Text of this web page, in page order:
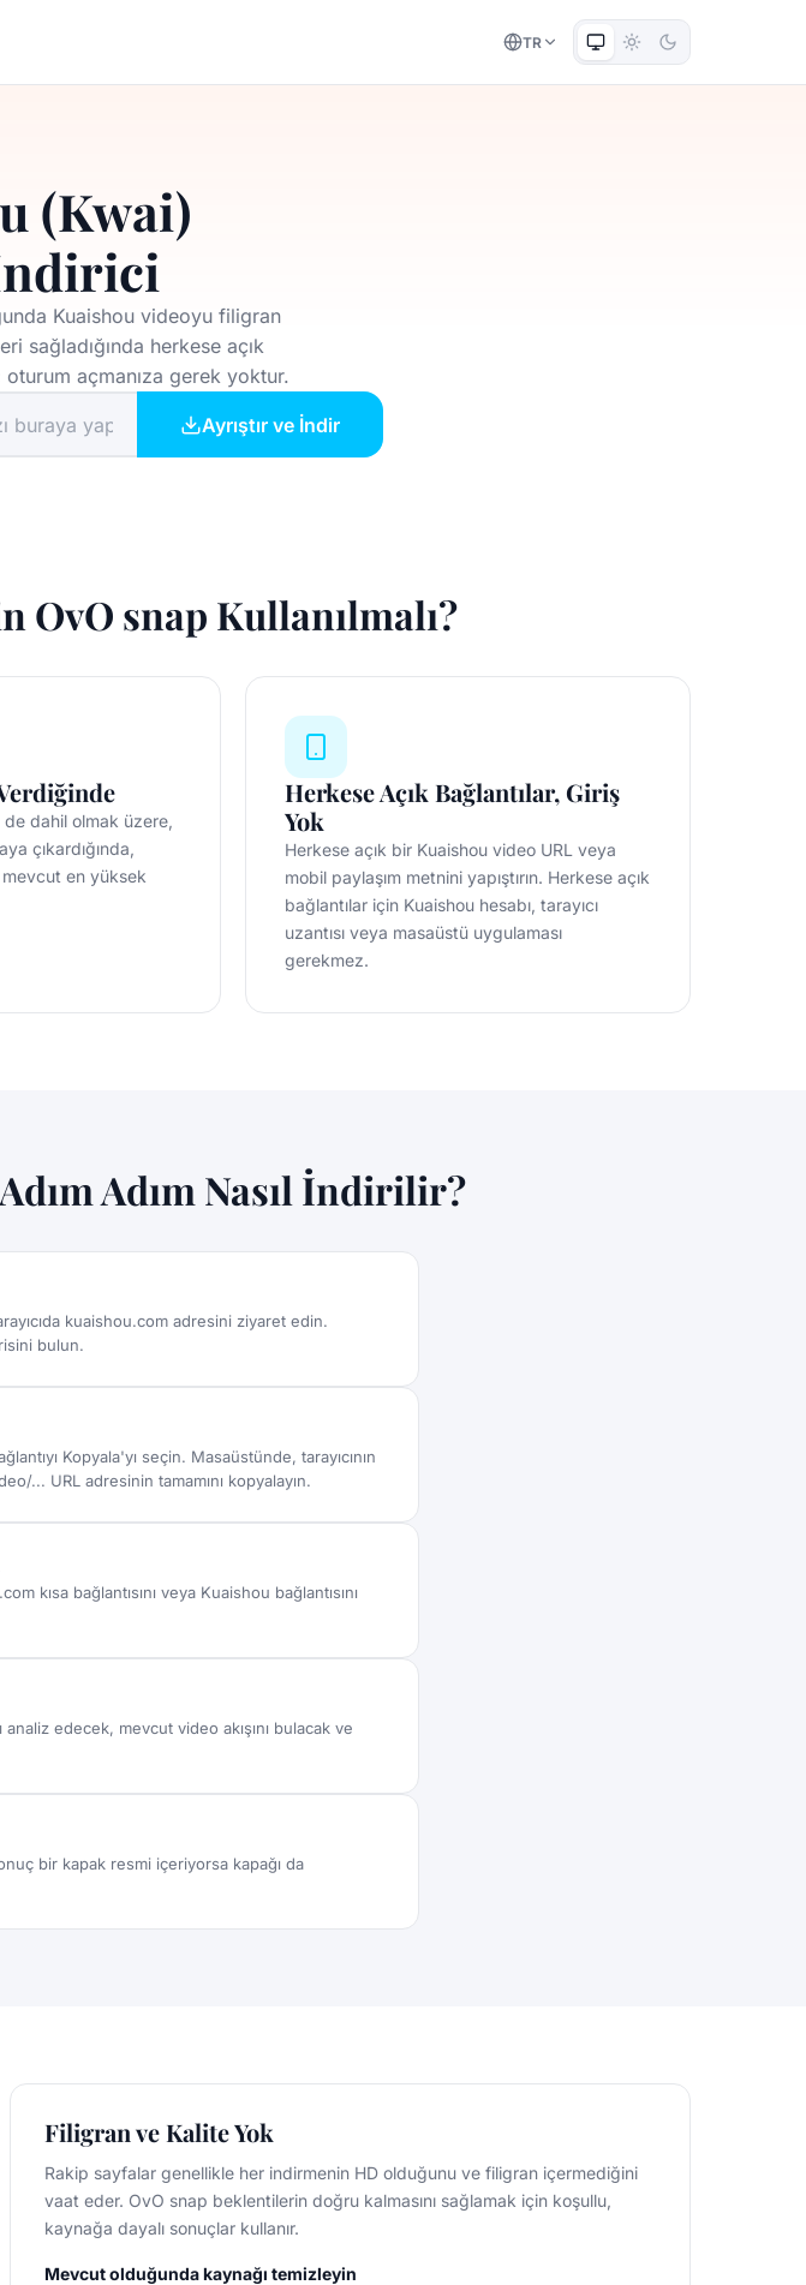
TR
(Kwai)
Kuaishou videoyu filigran
sağladığında herkese açık
açmanıza gerek yoktur.
Ayrıştır ve İndir
OvO snap Kullanılmalı?
dahil olmak üzere,
çıkardığında,
mevcut en yüksek
Herkese Açık Bağlantılar, Giriş
Yok
Herkese açık bir Kuaishou video URL veya
mobil paylaşım metnini yapıştırın. Herkese açık
bağlantılar için Kuaishou hesabı, tarayıcı
uzantısı veya masaüstü uygulaması
gerekmez.
Adım Nasıl İndirilir?
kuaishou.com adresini ziyaret edin.
bulun.
Kopyala'yı seçin. Masaüstünde, tarayıcının
... URL adresinin tamamını kopyalayın.
kısa bağlantısını veya Kuaishou bağlantısını
analiz edecek, mevcut video akışını bulacak ve
bir kapak resmi içeriyorsa kapağı da
Filigran ve Kalite Yok
Rakip sayfalar genellikle her indirmenin HD olduğunu ve filigran içermediğini
vaat eder. OvO snap beklentilerin doğru kalmasını sağlamak için koşullu,
kaynağa dayalı sonuçlar kullanır.
Mevcut olduğunda kaynağı temizleyin